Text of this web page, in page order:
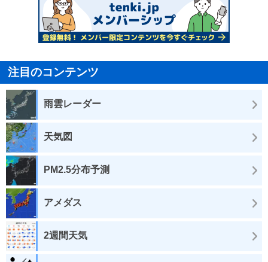
注目のコンテンツ
雨雲レーダー
天気図
PM2.5分布予測
アメダス
2週間天気